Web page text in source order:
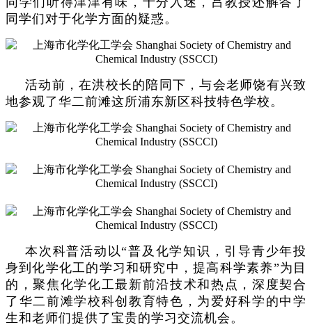
同学们对于化学方面的疑惑。
活动前，在洪校长的陪同下，与会老师饶有兴致
地参观了华二前滩这所浦东新区科技特色学校。
本次科普活动以“普及化学知识，引导青少年投
身到化学化工的学习和研究中，提高科学素养”为目
的，聚焦化学化工最新前沿技术和热点，深度契合
了华二前滩学校科创教育特色，为爱好科学的中学
生和老师们提供了宝贵的学习交流机会。